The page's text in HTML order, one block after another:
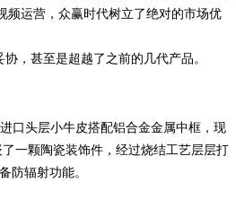
频运营，众赢时代树立了绝对的市场优
，甚至是超越了之前的几代产品。
口头层小牛皮搭配铝合金金属中框，现
一颗陶瓷装饰件，经过烧结工艺层层打
防辐射功能。